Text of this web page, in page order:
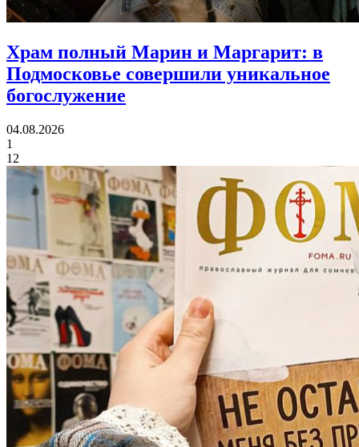
Храм полный Марин и Маргарит: в
Подмосковье совершили уникальное
богослужение
04.08.2026
1
12